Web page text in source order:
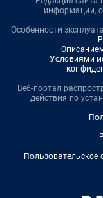
информации,
Особенности
Условиями
Веб-портал
действия по
Пользовательское